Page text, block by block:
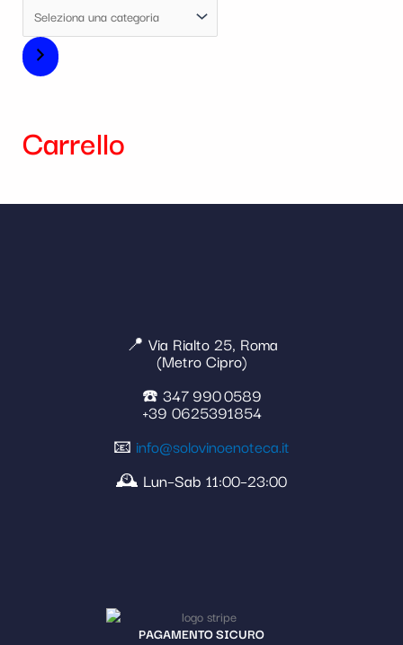
Carrello
📍 Via Rialto 25, Roma
(Metro Cipro)
☎️ 347 990 0589
+39 0625391854
📧 info@solovinoenoteca.it
🕰️ Lun–Sab 11:00–23:00
PAGAMENTO SICURO